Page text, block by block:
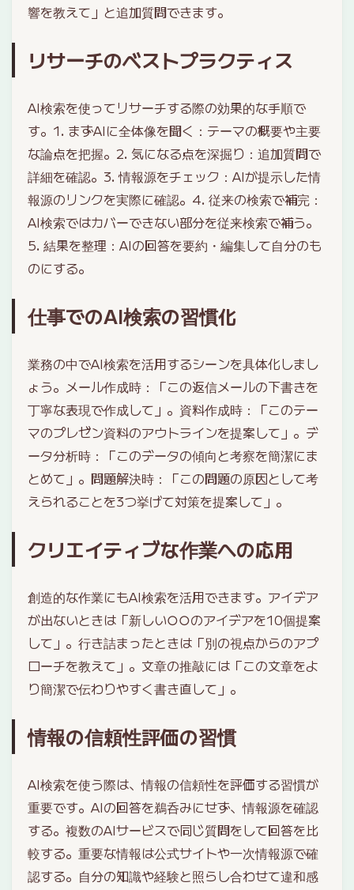
響を教えて」と追加質問できます。
リサーチのベストプラクティス
AI検索を使ってリサーチする際の効果的な手順で
す。1. まずAIに全体像を聞く：テーマの概要や主要
な論点を把握。2. 気になる点を深掘り：追加質問で
詳細を確認。3. 情報源をチェック：AIが提示した情
報源のリンクを実際に確認。4. 従来の検索で補完：
AI検索ではカバーできない部分を従来検索で補う。
5. 結果を整理：AIの回答を要約・編集して自分のも
のにする。
仕事でのAI検索の習慣化
業務の中でAI検索を活用するシーンを具体化しまし
ょう。メール作成時：「この返信メールの下書きを
丁寧な表現で作成して」。資料作成時：「このテー
マのプレゼン資料のアウトラインを提案して」。デ
ータ分析時：「このデータの傾向と考察を簡潔にま
とめて」。問題解決時：「この問題の原因として考
えられることを3つ挙げて対策を提案して」。
クリエイティブな作業への応用
創造的な作業にもAI検索を活用できます。アイデア
が出ないときは「新しい○○のアイデアを10個提案
して」。行き詰まったときは「別の視点からのアプ
ローチを教えて」。文章の推敲には「この文章をよ
り簡潔で伝わりやすく書き直して」。
情報の信頼性評価の習慣
AI検索を使う際は、情報の信頼性を評価する習慣が
重要です。AIの回答を鵜呑みにせず、情報源を確認
する。複数のAIサービスで同じ質問をして回答を比
較する。重要な情報は公式サイトや一次情報源で確
認する。自分の知識や経験と照らし合わせて違和感